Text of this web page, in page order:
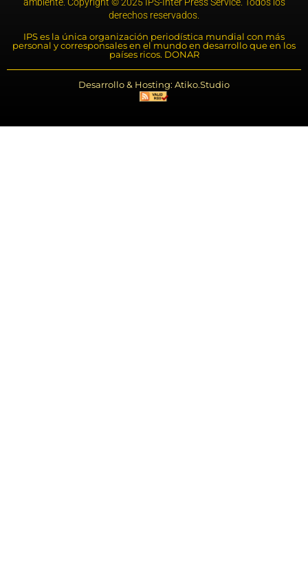
ambiente. Copyright © 2025 IPS-Inter Press Service. Todos los
derechos reservados.
IPS es la única organización periodística mundial con más
personal y corresponsales en el mundo en desarrollo que en los
países ricos. DONAR
Desarrollo & Hosting: Atiko.Studio